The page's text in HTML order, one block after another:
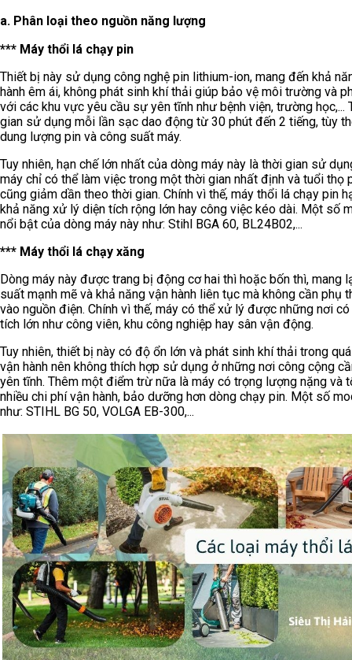
a. Phân loại theo nguồn năng lượng
*** Máy thổi lá chạy pin
Thiết bị này sử dụng công nghệ pin lithium-ion, mang đến khả
hành êm ái, không phát sinh khí thải giúp bảo vệ môi trường và
với các khu vực yêu cầu sự yên tĩnh như bệnh viện, trường học,...
gian sử dụng mỗi lần sạc dao động từ 30 phút đến 2 tiếng, tùy
dung lượng pin và công suất máy.
Tuy nhiên, hạn chế lớn nhất của dòng máy này là thời gian sử
máy chỉ có thể làm việc trong một thời gian nhất định và tuổi thọ
cũng giảm dần theo thời gian. Chính vì thế, máy thổi lá chạy pin
khả năng xử lý diện tích rộng lớn hay công việc kéo dài. Một số
nổi bật của dòng máy này như: Stihl BGA 60, BL24B02,...
*** Máy thổi lá chạy xăng
Dòng máy này được trang bị động cơ hai thì hoặc bốn thì, mang
suất mạnh mẽ và khả năng vận hành liên tục mà không cần phụ
vào nguồn điện. Chính vì thế, máy có thể xử lý được những nơi
tích lớn như công viên, khu công nghiệp hay sân vận động.
Tuy nhiên, thiết bị này có độ ổn lớn và phát sinh khí thải trong
vận hành nên không thích hợp sử dụng ở những nơi công cộng
yên tĩnh. Thêm một điểm trừ nữa là máy có trọng lượng nặng và
nhiều chi phí vận hành, bảo dưỡng hơn dòng chạy pin. Một số
như: STIHL BG 50, VOLGA EB-300,...